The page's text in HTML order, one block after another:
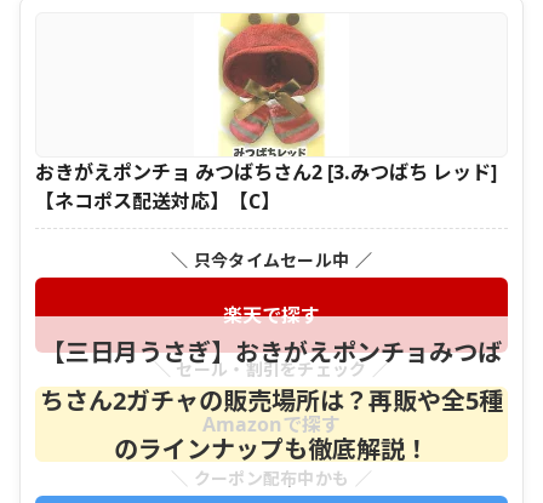
おきがえポンチョ みつばちさん2 [3.みつばち レッド]
【ネコポス配送対応】【C】
＼ 只今タイムセール中 ／
楽天で探す
＼ セール・割引をチェック ／
Amazonで探す
＼ クーポン配布中かも ／
【三日月うさぎ】おきがえポンチョみつば
ちさん2ガチャの販売場所は？再販や全5種
のラインナップも徹底解説！